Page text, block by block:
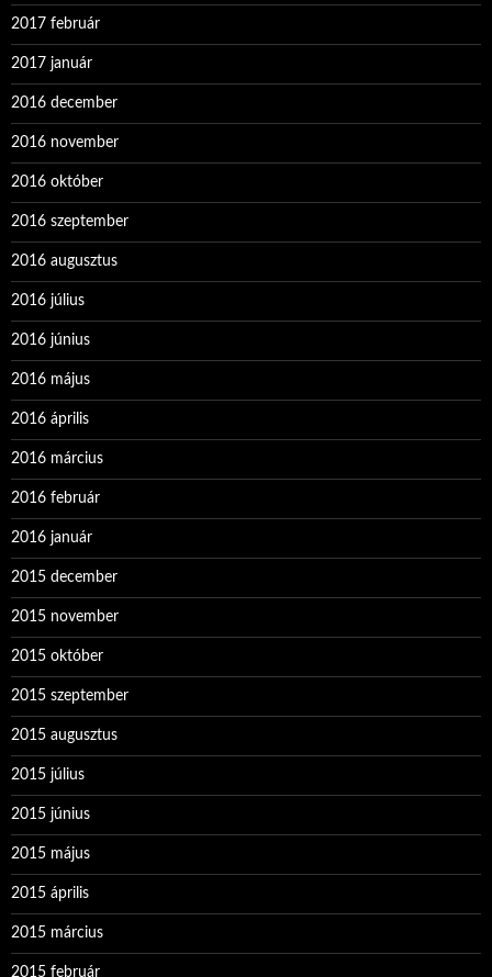
2017 február
2017 január
2016 december
2016 november
2016 október
2016 szeptember
2016 augusztus
2016 július
2016 június
2016 május
2016 április
2016 március
2016 február
2016 január
2015 december
2015 november
2015 október
2015 szeptember
2015 augusztus
2015 július
2015 június
2015 május
2015 április
2015 március
2015 február